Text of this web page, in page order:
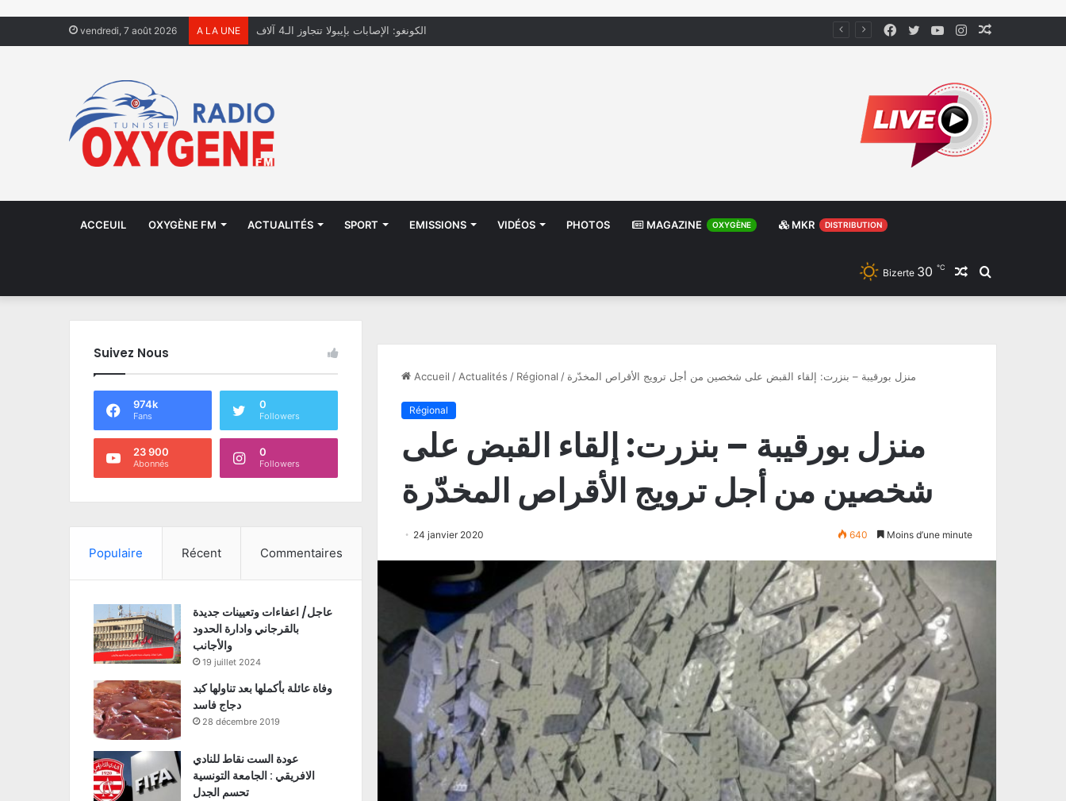
vendredi, 7 août 2026 A LA UNE الكونغو: الإصابات بإيبولا تتجاوز الـ4 آلاف Instagram
YouTube
Twitter
Facebook
ACCEUIL OXYGÈNE FM ACTUALITÉS SPORT EMISSIONS VIDÉOS PHOTOS MAGAZINE OXYGÈNE MKR DISTRIBUTION
Rechercher
Article
Bizerte 30 ℃
Accueil / Actualités / Régional / منزل بورقيبة – بنزرت: إلقاء القبض على شخصين من أجل ترويج الأقراص المخدّرة
Régional
منزل بورقيبة – بنزرت: إلقاء القبض على
شخصين من أجل ترويج الأقراص المخدّرة
24 janvier 2020 640 Moins d’une minute
Suivez Nous
974k
Fans
0
Followers
23 900
Abonnés
0
Followers
Populaire Récent Commentaires
عاجل/ اعفاءات وتعيينات جديدة
بالقرجاني وادارة الحدود
والأجانب
19 juillet 2024
وفاة عائلة بأكملها بعد تناولها كبد
دجاج فاسد
28 décembre 2019
عودة الست نقاط للنادي
الافريقي : الجامعة التونسية
تحسم الجدل